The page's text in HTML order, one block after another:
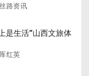
丝路资讯
是生活”山西文旅体
厍红英